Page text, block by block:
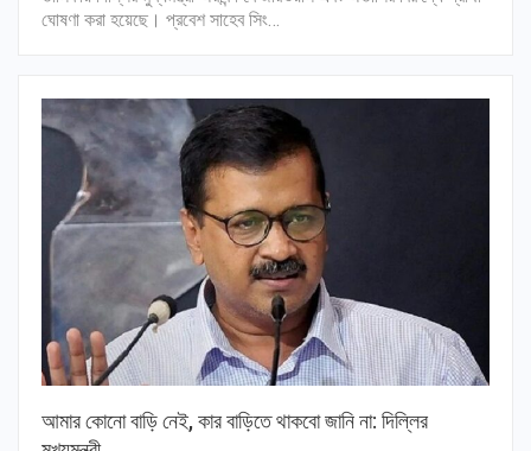
ঘোষণা করা হয়েছে। প্রবেশ সাহেব সিং…
আমার কোনো বাড়ি নেই, কার বাড়িতে থাকবো জানি না: দিল্লির